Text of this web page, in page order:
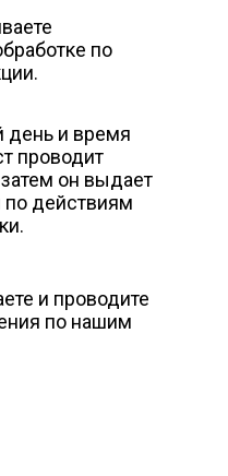
по
день и время
проводит
он выдает
действиям
и проводите
по нашим